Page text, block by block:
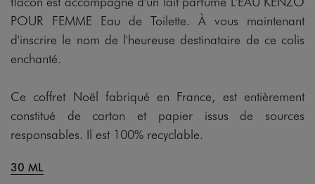
POUR FEMME Eau de Toilette. À vous maintenant
d'inscrire le nom de l'heureuse destinataire de ce colis
enchanté.
Ce coffret Noël fabriqué en France, est entièrement
constitué de carton et papier issus de sources
responsables. Il est 100% recyclable.
30 ML